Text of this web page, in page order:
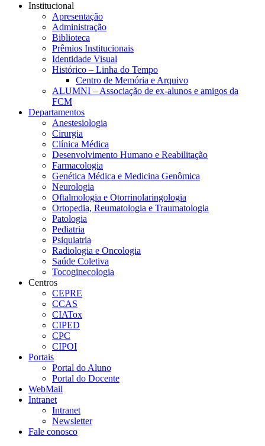
Institucional
Apresentação
Administração
Biblioteca
Prêmios Institucionais
Identidade Visual
Histórico – Linha do Tempo
Centro de Memória e Arquivo
ALUMNI – Associação de ex-alunos e amigos da
FCM
Departamentos
Anestesiologia
Cirurgia
Clínica Médica
Desenvolvimento Humano e Reabilitação
Farmacologia
Genética Médica e Medicina Genômica
Neurologia
Oftalmologia e Otorrinolaringologia
Ortopedia, Reumatologia e Traumatologia
Patologia
Pediatria
Psiquiatria
Radiologia e Oncologia
Saúde Coletiva
Tocoginecologia
Centros
CEPRE
CCAS
CIATox
CIPED
CPC
CIPOI
Portais
Portal do Aluno
Portal do Docente
WebMail
Intranet
Intranet
Newsletter
Fale conosco